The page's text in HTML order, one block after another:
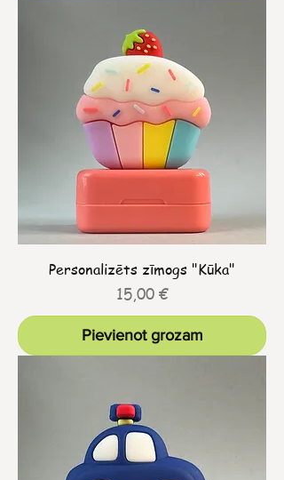
Personalizēts zīmogs "Kūka"
Cena
15,00 €
Pievienot grozam